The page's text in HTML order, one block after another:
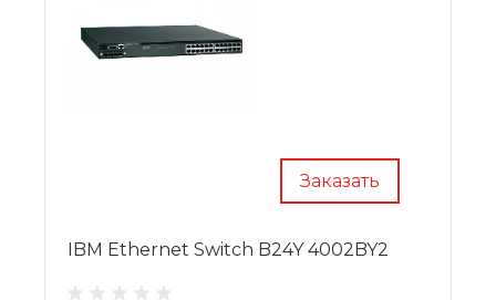
Заказать
IBM Ethernet Switch B24Y 4002BY2